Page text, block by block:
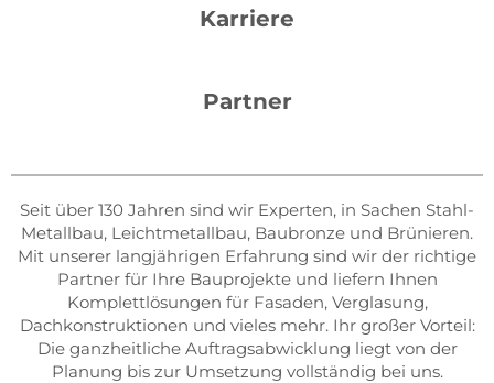
Karriere
Partner
Seit über 130 Jahren sind wir Experten, in Sachen Stahl-
Metallbau, Leichtmetallbau, Baubronze und Brünieren.
Mit unserer langjährigen Erfahrung sind wir der richtige
Partner für Ihre Bauprojekte und liefern Ihnen
Komplettlösungen für Fasaden, Verglasung,
Dachkonstruktionen und vieles mehr. Ihr großer Vorteil:
Die ganzheitliche Auftragsabwicklung liegt von der
Planung bis zur Umsetzung vollständig bei uns.